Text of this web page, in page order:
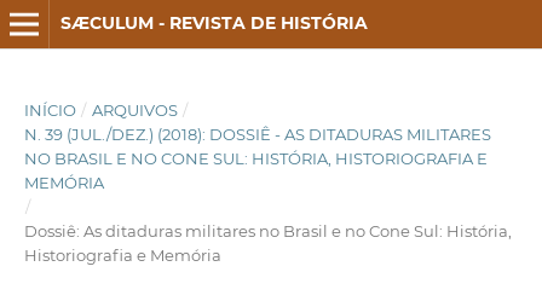
SÆCULUM - REVISTA DE HISTÓRIA
INÍCIO / ARQUIVOS /
N. 39 (JUL./DEZ.) (2018): DOSSIÊ - AS DITADURAS MILITARES
NO BRASIL E NO CONE SUL: HISTÓRIA, HISTORIOGRAFIA E
MEMÓRIA
/
Dossiê: As ditaduras militares no Brasil e no Cone Sul: História,
Historiografia e Memória